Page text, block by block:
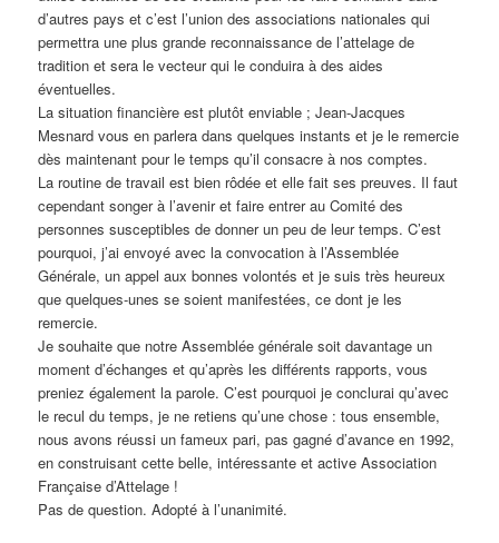
d’autres pays et c’est l’union des associations nationales qui
permettra une plus grande reconnaissance de l’attelage de
tradition et sera le vecteur qui le conduira à des aides
éventuelles.
La situation financière est plutôt enviable ; Jean-Jacques
Mesnard vous en parlera dans quelques instants et je le remercie
dès maintenant pour le temps qu’il consacre à nos comptes.
La routine de travail est bien rôdée et elle fait ses preuves. Il faut
cependant songer à l’avenir et faire entrer au Comité des
personnes susceptibles de donner un peu de leur temps. C’est
pourquoi, j’ai envoyé avec la convocation à l’Assemblée
Générale, un appel aux bonnes volontés et je suis très heureux
que quelques-unes se soient manifestées, ce dont je les
remercie.
Je souhaite que notre Assemblée générale soit davantage un
moment d’échanges et qu’après les différents rapports, vous
preniez également la parole. C’est pourquoi je conclurai qu’avec
le recul du temps, je ne retiens qu’une chose : tous ensemble,
nous avons réussi un fameux pari, pas gagné d’avance en 1992,
en construisant cette belle, intéressante et active Association
Française d’Attelage !
Pas de question. Adopté à l’unanimité.